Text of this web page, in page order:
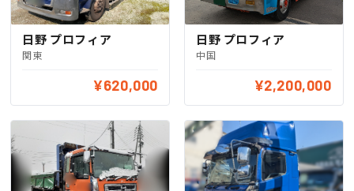
日野 プロフィア
関東
¥620,000
日野 プロフィア
中国
¥2,200,000